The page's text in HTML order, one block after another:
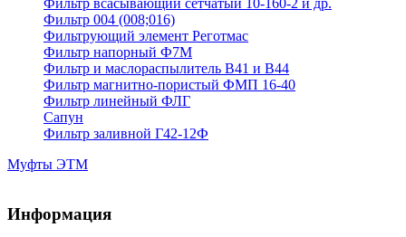
Фильтр всасывающий сетчатый 10-160-2 и др.
Фильтр 004 (008;016)
Фильтрующий элемент Реготмас
Фильтр напорный Ф7М
Фильтр и маслораспылитель В41 и В44
Фильтр магнитно-пористый ФМП 16-40
Фильтр линейный ФЛГ
Сапун
Фильтр заливной Г42-12Ф
Муфты ЭТМ
Информация